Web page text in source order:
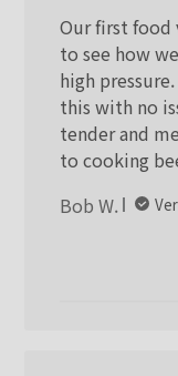
Our first food
to see how
high
this with no
tender and
to cooking
Bob W.